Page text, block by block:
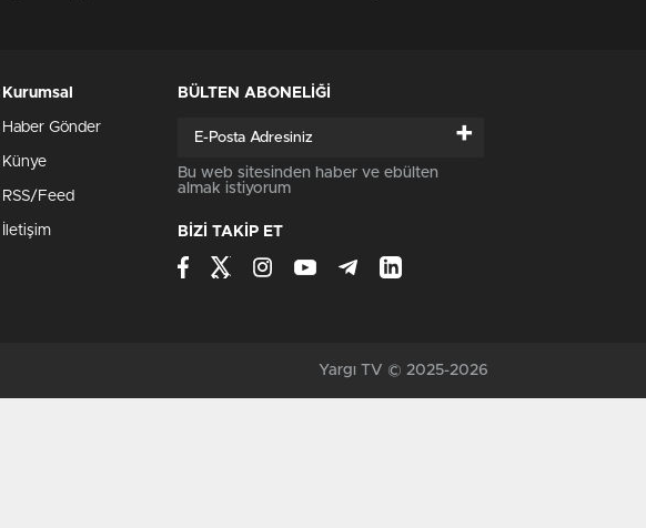
Kurumsal
Haber Gönder
Künye
RSS/Feed
İletişim
BÜLTEN ABONELİĞİ
+
Bu web sitesinden haber ve ebülten
almak istiyorum
BİZİ TAKİP ET
Yargı TV © 2025-2026